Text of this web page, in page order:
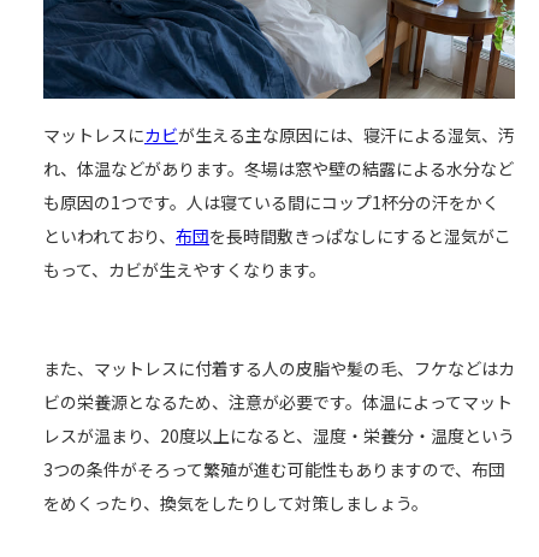
マットレスにカビが生える主な原因には、寝汗による湿気、汚
れ、体温などがあります。冬場は窓や壁の結露による水分など
も原因の1つです。人は寝ている間にコップ1杯分の汗をかく
といわれており、 布団を長時間敷きっぱなしにすると湿気がこ
もって、カビが生えやすくなります。
また、マットレスに付着する人の皮脂や髪の毛、フケなどはカ
ビの栄養源となるため、注意が必要です。体温によってマット
レスが温まり、20度以上になると、湿度・栄養分・温度という
3つの条件がそろって繁殖が進む可能性もありますので、布団
をめくったり、換気をしたりして対策しましょう。